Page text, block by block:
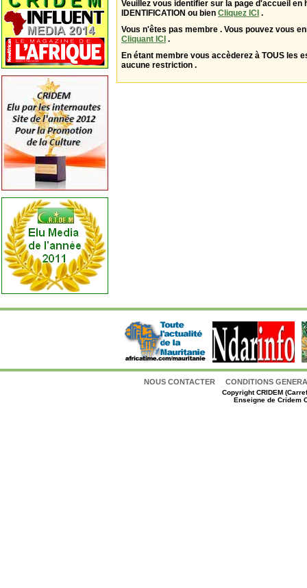
Veuillez vous identifier sur la page d'accueil en
IDENTIFICATION ou bien Cliquez ICI .
Vous n'êtes pas membre . Vous pouvez vous
Cliquant ICI .
En étant membre vous accèderez à TOUS les
aucune restriction .
NOUS CONTACTER CONDITIONS
CopyrightCRIDEM
Enseigne de Cridem